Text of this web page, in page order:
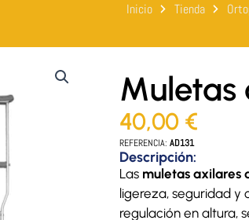
Inicio Tienda
Muletas
40,00 €
REFERENCIA: AD131
Descripción:
Las muletas axilares
ligereza, seguridad y
regulación en altura,